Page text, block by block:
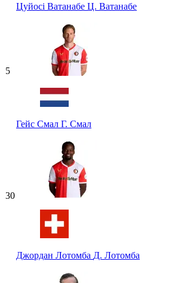
Цуйосі Ватанабе Ц. Ватанабе
5
Гейс Смал Г. Смал
30
Джордан Лотомба Д. Лотомба